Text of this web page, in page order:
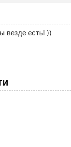
везде есть! ))